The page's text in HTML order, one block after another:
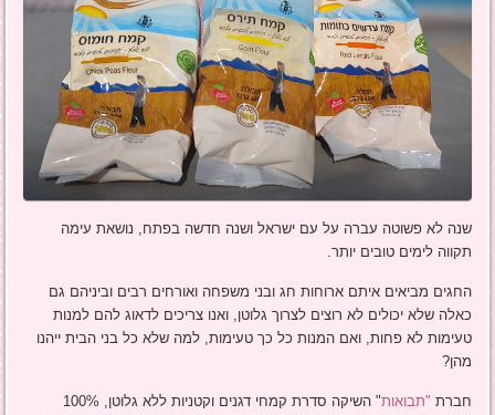
שנה לא פשוטה עברה על עם ישראל ושנה חדשה בפתח, נושאת עימה
תקווה לימים טובים יותר.
החגים מביאים איתם ארוחות חג ובני משפחה ואורחים רבים וביניהם גם
כאלה שלא יכולים לא רוצים לצרוך גלוטן, ואנו צריכים לדאוג להם למנות
טעימות לא פחות, ואם המנות כל כך טעימות, למה שלא כל בני הבית ייהנו
מהן?
חברת "תבואות
" השיקה סדרת קמחי דגנים וקטניות ללא גלוטן, 100%